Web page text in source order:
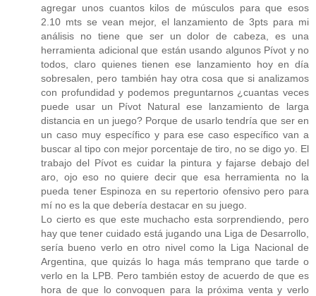
agregar unos cuantos kilos de músculos para que esos
2.10 mts se vean mejor, el lanzamiento de 3pts para mi
análisis no tiene que ser un dolor de cabeza, es una
herramienta adicional que están usando algunos Pívot y no
todos, claro quienes tienen ese lanzamiento hoy en día
sobresalen, pero también hay otra cosa que si analizamos
con profundidad y podemos preguntarnos ¿cuantas veces
puede usar un Pívot Natural ese lanzamiento de larga
distancia en un juego? Porque de usarlo tendría que ser en
un caso muy específico y para ese caso específico van a
buscar al tipo con mejor porcentaje de tiro, no se digo yo. El
trabajo del Pívot es cuidar la pintura y fajarse debajo del
aro, ojo eso no quiere decir que esa herramienta no la
pueda tener Espinoza en su repertorio ofensivo pero para
mí no es la que debería destacar en su juego.
Lo cierto es que este muchacho esta sorprendiendo, pero
hay que tener cuidado está jugando una Liga de Desarrollo,
sería bueno verlo en otro nivel como la Liga Nacional de
Argentina, que quizás lo haga más temprano que tarde o
verlo en la LPB. Pero también estoy de acuerdo de que es
hora de que lo convoquen para la próxima venta y verlo